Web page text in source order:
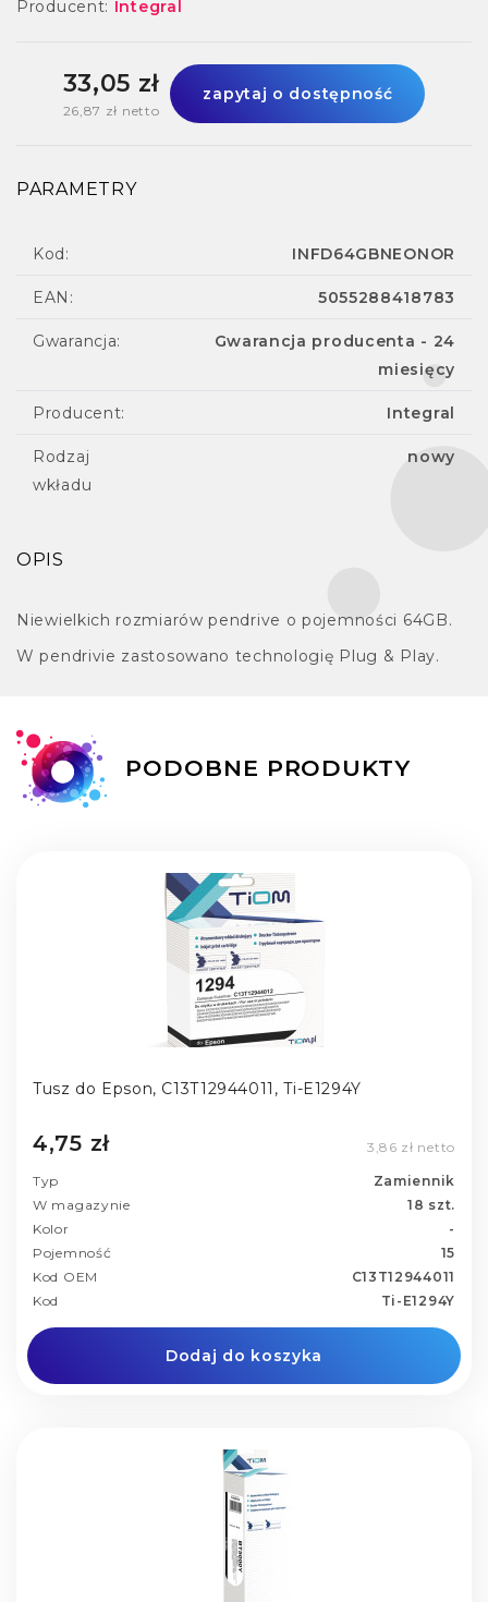
Producent: Integral
33,05 zł
26,87 zł netto
zapytaj o dostępność
PARAMETRY
Kod: INFD64GBNEONOR
EAN: 5055288418783
Gwarancja:
Gwarancja producenta - 24
miesięcy
Producent: Integral
Rodzaj
wkładu
nowy
OPIS
Niewielkich rozmiarów pendrive o pojemności 64GB.
W pendrivie zastosowano technologię Plug & Play.
PODOBNE PRODUKTY
Tusz do Epson, C13T12944011, Ti-E1294Y
4,75 zł 3,86 zł netto
Typ
Zamiennik
W magazynie
18 szt.
Kolor
-
Pojemność
15
Kod OEM
C13T12944011
Kod
Ti-E1294Y
Dodaj do koszyka